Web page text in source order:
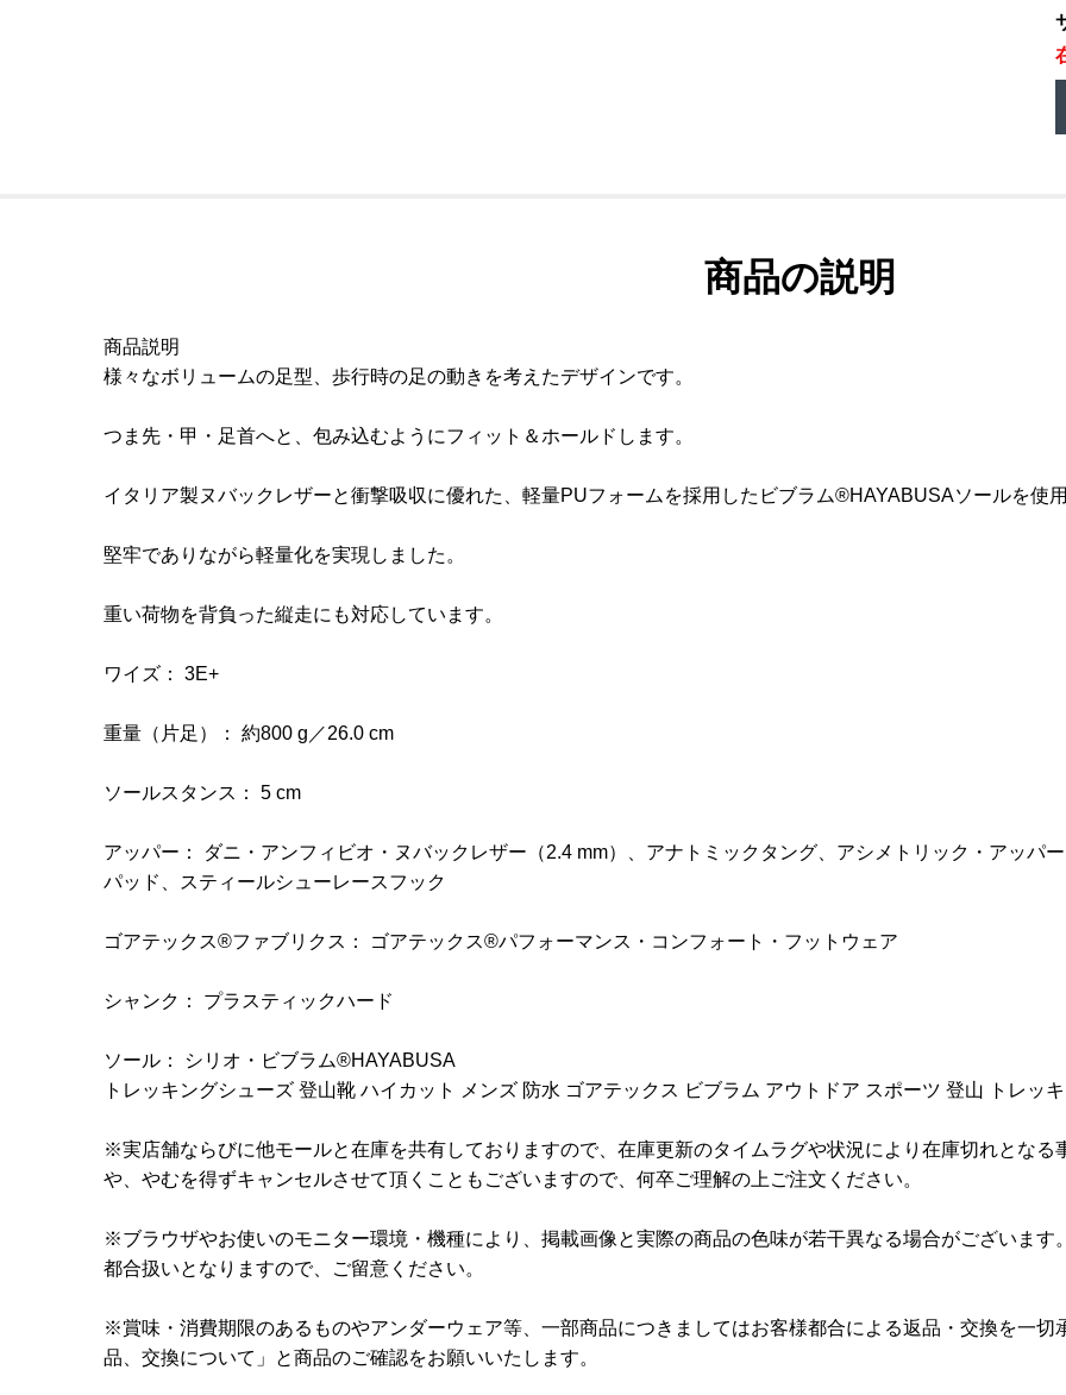
商品の説明
商品説明
様々なボリュームの足型、歩行時の足の動きを考えたデザインです。
つま先・甲・足首へと、包み込むようにフィット＆ホールドします。
イタリア製ヌバックレザーと衝撃吸収に優れた、軽量PUフォームを採用したビブラム®HAYABUSAソールを使
堅牢でありながら軽量化を実現しました。
重い荷物を背負った縦走にも対応しています。
ワイズ： 3E+
重量（片足）： 約800 g／26.0 cm
ソールスタンス： 5 cm
アッパー： ダニ・アンフィビオ・ヌバックレザー（2.4 mm）、アナトミックタング、アシメトリック・アッパ
パッド、スティールシューレースフック
ゴアテックス®ファブリクス： ゴアテックス®パフォーマンス・コンフォート・フットウェア
シャンク： プラスティックハード
ソール： シリオ・ビブラム®HAYABUSA
トレッキングシューズ 登山靴 ハイカット メンズ 防水 ゴアテックス ビブラム アウトドア スポーツ 登山 トレッ
※実店舗ならびに他モールと在庫を共有しておりますので、在庫更新のタイムラグや状況により在庫切れとな
や、やむを得ずキャンセルさせて頂くこともございますので、何卒ご理解の上ご注文ください。
※ブラウザやお使いのモニター環境・機種により、掲載画像と実際の商品の色味が若干異なる場合がございま
都合扱いとなりますので、ご留意ください。
※賞味・消費期限のあるものやアンダーウェア等、一部商品につきましてはお客様都合による返品・交換を一
品、交換について」と商品のご確認をお願いいたします。